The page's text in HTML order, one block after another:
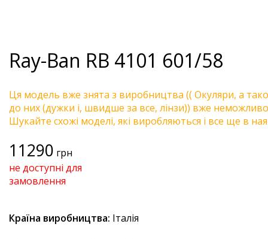
Ray-Ban RB 4101 601/58
Ця модель вже знята з виробництва (( Окуляри, а
до них (дужки і, швидше за все, лінзи)) вже неможливо
Шукайте схожі моделі, які виробляються і все ще в
11290 грн
не доступні для
замовлення
Країна виробництва: Італія